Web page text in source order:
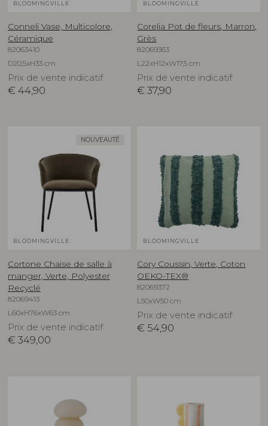
BLOOMINGVILLE
Conneli Vase, Multicolore,
Céramique
82063410
D20,5xH33 cm
Prix de vente indicatif
€ 44,90
BLOOMINGVILLE
Corelia Pot de fleurs, Marron,
Grès
82069363
L22xH12xW17,5 cm
Prix de vente indicatif
€ 37,90
NOUVEAUTÉ
BLOOMINGVILLE
Cortone Chaise de salle à
manger, Verte, Polyester
Recyclé
82069413
L60xH76xW63 cm
Prix de vente indicatif
€ 349,00
BLOOMINGVILLE
Cory Coussin, Verte, Coton
OEKO-TEX®
82069372
L50xW50 cm
Prix de vente indicatif
€ 54,90